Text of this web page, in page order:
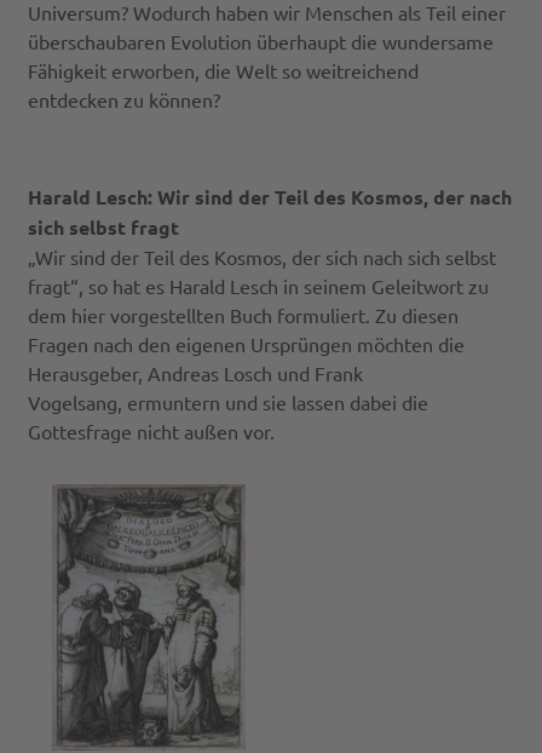
Universum? Wodurch haben wir Menschen als Teil einer
überschaubaren Evolution überhaupt die wundersame
Fähigkeit erworben, die Welt so weitreichend
entdecken zu können?
Harald Lesch: Wir sind der Teil des Kosmos, der nach
sich selbst fragt
„Wir sind der Teil des Kosmos, der sich nach sich selbst
fragt“, so hat es Harald Lesch in seinem Geleitwort zu
dem hier vorgestellten Buch formuliert. Zu diesen
Fragen nach den eigenen Ursprüngen möchten die
Herausgeber, Andreas Losch und Frank
Vogelsang, ermuntern und sie lassen dabei die
Gottesfrage nicht außen vor.